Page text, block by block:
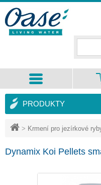
> Krmení pro jezírkové
Dynamix Koi Pellets
PRODUKTY